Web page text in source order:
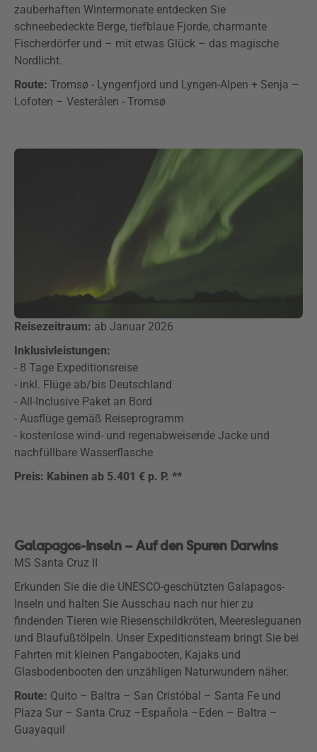
zauberhaften Wintermonate entdecken Sie
schneebedeckte Berge, tiefblaue Fjorde, charmante
Fischerdörfer und – mit etwas Glück – das magische
Nordlicht.
Route: Tromsø - Lyngenfjord und Lyngen-Alpen + Senja –
Lofoten – Vesterålen - Tromsø
Reisezeitraum: ab Januar 2026
Inklusivleistungen:
- 8 Tage Expeditionsreise
- inkl. Flüge ab/bis Deutschland
- All-Inclusive Paket an Bord
- Ausflüge gemäß Reiseprogramm
- kostenlose wind- und regenabweisende Jacke und
nachfüllbare Wasserflasche
Preis: Kabinen ab 5.401 € p. P. **
Galapagos-Inseln – Auf den Spuren Darwins
MS Santa Cruz II
Erkunden Sie die die UNESCO-geschützten Galapagos-
Inseln und halten Sie Ausschau nach nur hier zu
findenden Tieren wie Riesenschildkröten, Meeresleguanen
und Blaufußtölpeln. Unser Expeditionsteam bringt Sie bei
Fahrten mit kleinen Pangabooten, Kajaks und
Glasbodenbooten den unzähligen Naturwundern näher.
Route: Quito – Baltra – San Cristóbal – Santa Fe und
Plaza Sur – Santa Cruz –Española –Eden – Baltra –
Guayaquil